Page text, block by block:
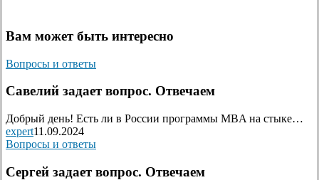
Вам может быть интересно
Вопросы и ответы
Савелий задает вопрос. Отвечаем
Добрый день! Есть ли в России программы MBA на стыке…
expert11.09.2024
Вопросы и ответы
Сергей задает вопрос. Отвечаем